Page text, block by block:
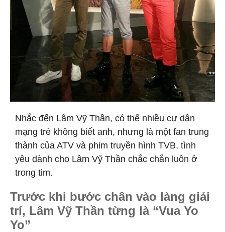
Nhắc đến Lâm Vỹ Thần, có thể nhiều cư dân
mạng trẻ không biết anh, nhưng là một fan trung
thành của ATV và phim truyền hình TVB, tình
yêu dành cho Lâm Vỹ Thần chắc chắn luôn ở
trong tim.
Trước khi bước chân vào làng giải
trí, Lâm Vỹ Thần từng là “Vua Yo
Yo”